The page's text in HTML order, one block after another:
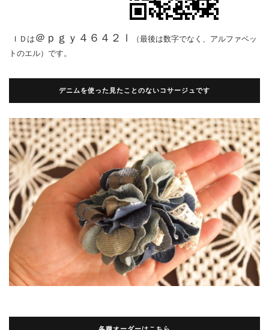
ＩＤは ＠ｐｇｙ４６４２ｌ
（最後は数字でなく、アルファベッ
トのエル）です。
デニムを使った見たことのないコサージュです